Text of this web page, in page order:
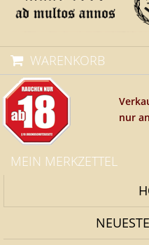
WARENKORB
nur
MEIN MERKZETTEL